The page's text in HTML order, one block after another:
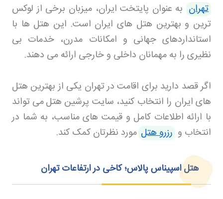
تهران به عنوان پایتخت ایران، میزبان برخی از لوکس
ترین و بهترین هتل های ایران است. این هتل ها با
استانداردهای جهانی و امکانات مدرن، خدمات بی
نظیری را به مهمانان داخلی و خارجی ارائه می دهند.
اگر قصد دارید برای اقامت در تهران یکی از بهترین هتل
های ایران را انتخاب کنید، سایت پرشین هتلمی تواند
با ارائه اطلاعات کامل و قیمت های مناسب، به شما در
انتخاب و رزرو هتل مورد نظرتان کمک کند.
هتل اسپیناس پالاس؛ کاخی در ارتفاعات تهران